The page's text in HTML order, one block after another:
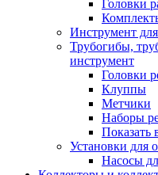
Головки
Инструмент
Трубогибы,
инструмент
Головки
Клуппы
Метчики
Наборы
Показать
Установки для
Насосы